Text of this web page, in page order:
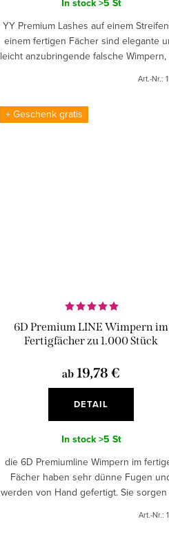
YY Premium Lashes auf einem
einem fertigen Fächer sind elegante
leicht anzubringende falsche
Art.-Nr.:
+ Geschenk gratis
6D Premium LINE Wimpern im
Fertigfächer zu 1.000 Stück
ab 19,78 €
DETAIL
In stock>5 St
die 6D Premiumline Wimpern im
Fächer haben sehr dünne Fugen
werden von Hand gefertigt. Sie
Art.-Nr.: